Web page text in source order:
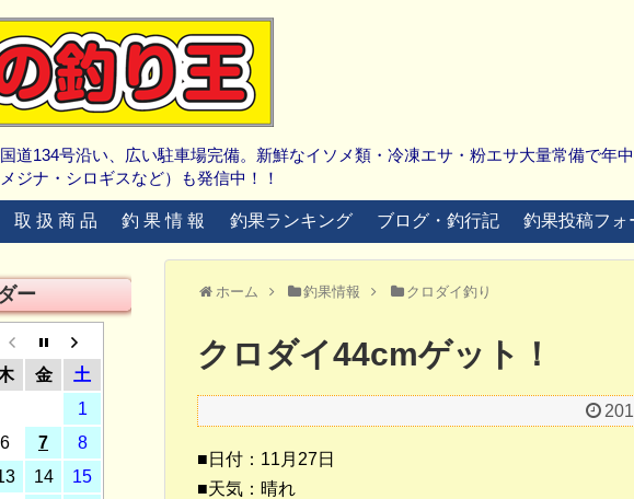
道134号沿い、広い駐車場完備。新鮮なイソメ類・冷凍エサ・粉エサ大量常備で年
ジナ・シロギスなど）も発信中！！
取 扱 商 品 釣 果 情 報 釣果ランキング ブログ・釣行記 釣果投稿フォ
ホーム 釣果情報 クロダイ釣り
クロダイ44cmゲット！
■日付：11月27日
■天気：晴れ
ー
金
土
1
6 7
8
14
15